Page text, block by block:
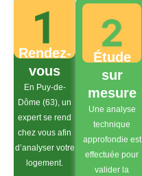
Rendez-
vous
En Puy-de-
Dôme (63), un
expert se rend
chez vous afin
d’analyser votre
logement.
Étude
sur
mesure
Une analyse
technique
approfondie est
effectuée pour
valider la